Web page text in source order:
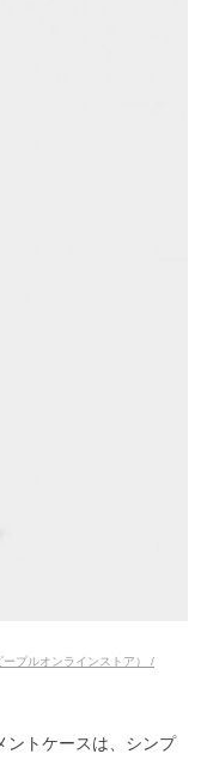
プルオンラインストア） /
ントケースは、シンプ